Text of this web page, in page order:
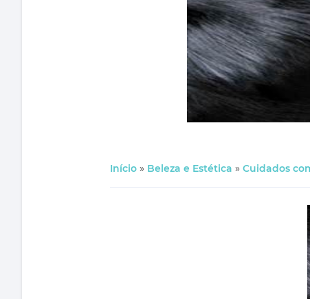
Início » Beleza e Estética » Cuidados